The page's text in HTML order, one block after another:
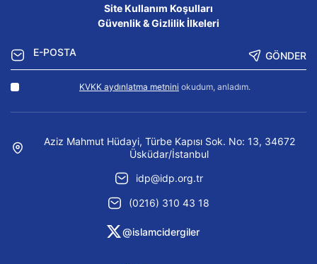
Site Kullanım Koşulları
Güvenlik & Gizlilik İlkeleri
GÖNDER
KVKK aydınlatma metnini okudum, anladım.
Aziz Mahmut Hüdayi, Türbe Kapısı Sok. No: 13, 34672
Üsküdar/İstanbul
idp@idp.org.tr
(0216) 310 43 18
@islamcidergiler